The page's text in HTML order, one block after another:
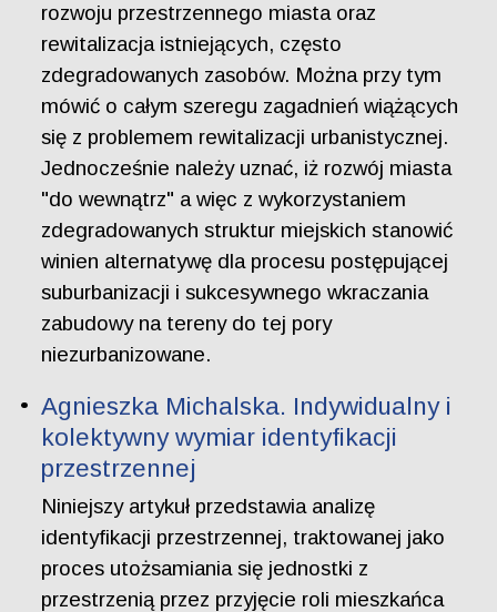
rozwoju przestrzennego miasta oraz
rewitalizacja istniejących, często
zdegradowanych zasobów. Można przy tym
mówić o całym szeregu zagadnień wiążących
się z problemem rewitalizacji urbanistycznej.
Jednocześnie należy uznać, iż rozwój miasta
"do wewnątrz" a więc z wykorzystaniem
zdegradowanych struktur miejskich stanowić
winien alternatywę dla procesu postępującej
suburbanizacji i sukcesywnego wkraczania
zabudowy na tereny do tej pory
niezurbanizowane.
Agnieszka Michalska. Indywidualny i
kolektywny wymiar identyfikacji
przestrzennej
Niniejszy artykuł przedstawia analizę
identyfikacji przestrzennej, traktowanej jako
proces utożsamiania się jednostki z
przestrzenią przez przyjęcie roli mieszkańca